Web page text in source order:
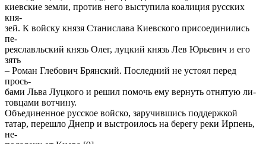
киевские земли, против него выступила коалиция русских
кня-
зей. К войску князя Станислава Киевского присоединились
пе-
реяславльский князь Олег, луцкий князь Лев Юрьевич и его
зять
– Роман Глебович Брянский. Последний не устоял перед
прось-
бами Льва Луцкого и решил помочь ему вернуть отнятую ли-
товцами вотчину.
Объединенное русское войско, заручившись поддержкой
татар, перешло Днепр и выстроилось на берегу реки Ирпень,
не-